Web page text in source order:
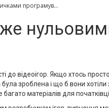
програмув...
до відеоігор. Якщо хтось
зроблена і що б вони
матеріалів для